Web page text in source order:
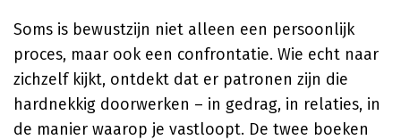
Soms is bewustzijn niet alleen een persoonlijk
proces, maar ook een confrontatie. Wie echt naar
zichzelf kijkt, ontdekt dat er patronen zijn die
hardnekkig doorwerken – in gedrag, in relaties, in
de manier waarop je vastloopt. De twee boeken